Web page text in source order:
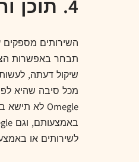
4. תוכן והתנהגות המשתמש; מחלוקות משתמשים
תבחר באפשרות
לשירותים או